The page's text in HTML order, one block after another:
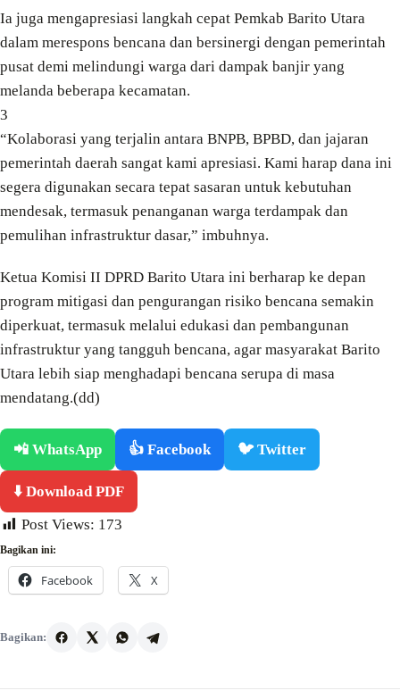
Ia juga mengapresiasi langkah cepat Pemkab Barito Utara
dalam merespons bencana dan bersinergi dengan pemerintah
pusat demi melindungi warga dari dampak banjir yang
melanda beberapa kecamatan.
3
“Kolaborasi yang terjalin antara BNPB, BPBD, dan jajaran
pemerintah daerah sangat kami apresiasi. Kami harap dana ini
segera digunakan secara tepat sasaran untuk kebutuhan
mendesak, termasuk penanganan warga terdampak dan
pemulihan infrastruktur dasar,” imbuhnya.
Ketua Komisi II DPRD Barito Utara ini berharap ke depan
program mitigasi dan pengurangan risiko bencana semakin
diperkuat, termasuk melalui edukasi dan pembangunan
infrastruktur yang tangguh bencana, agar masyarakat Barito
Utara lebih siap menghadapi bencana serupa di masa
mendatang.(dd)
📲 WhatsApp 👍 Facebook 🐦 Twitter
⬇️ Download PDF
Post Views: 173
Bagikan ini:
Facebook X
Bagikan: